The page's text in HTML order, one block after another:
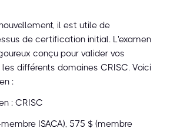
il est utile de
de certification initial. L'examen
conçu pour valider vos
différents domaines CRISC. Voici
:
: CRISC
ISACA), 575 $ (membre